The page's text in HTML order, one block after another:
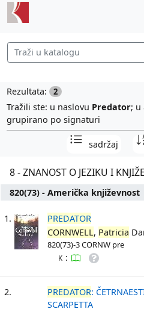
Rezultata: 2
Tražili ste: u naslovu Predator; u
grupirano po signaturi
sadržaj
8 - ZNANOST O JEZIKU I
820(73) - Američka književnost
1.
PREDATOR
CORNWELL, Patricia
820(73)-3 CORNW pre
K :
2. PREDATOR:
SCARPETTA